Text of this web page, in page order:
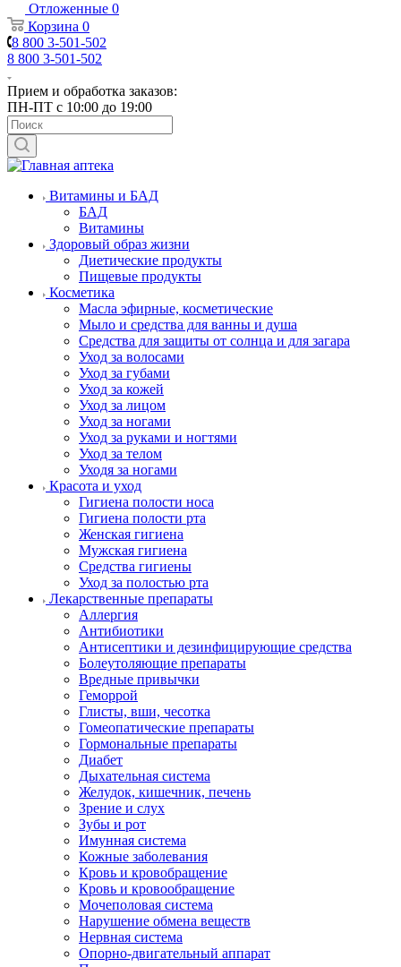
Отложенные 0
Корзина 0
8 800 3-501-502
8 800 3-501-502
Прием и обработка заказов:
ПН-ПТ с 10:00 до 19:00
Витамины и БАД
БАД
Витамины
Здоровый образ жизни
Диетические продукты
Пищевые продукты
Косметика
Масла эфирные, косметические
Мыло и средства для ванны и душа
Средства для защиты от солнца и для загара
Уход за волосами
Уход за губами
Уход за кожей
Уход за лицом
Уход за ногами
Уход за руками и ногтями
Уход за телом
Уходя за ногами
Красота и уход
Гигиена полости носа
Гигиена полости рта
Женская гигиена
Мужская гигиена
Средства гигиены
Уход за полостью рта
Лекарственные препараты
Аллергия
Антибиотики
Антисептики и дезинфицирующие средства
Болеутоляющие препараты
Вредные привычки
Геморрой
Глисты, вши, чесотка
Гомеопатические препараты
Гормональные препараты
Диабет
Дыхательная система
Желудок, кишечник, печень
Зрение и слух
Зубы и рот
Имунная система
Кожные заболевания
Кровь и кровобращение
Кровь и кровообращение
Мочеполовая система
Нарушение обмена веществ
Нервная система
Опорно-двигательный аппарат